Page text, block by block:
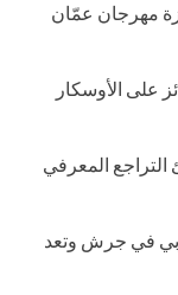
مهرجان عمّان
على الأوسكار
المعرفي
في جرش وتعد